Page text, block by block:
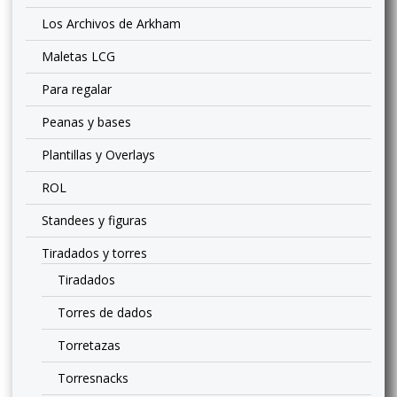
Los Archivos de Arkham
Maletas LCG
Para regalar
Peanas y bases
Plantillas y Overlays
ROL
Standees y figuras
Tiradados y torres
Tiradados
Torres de dados
Torretazas
Torresnacks